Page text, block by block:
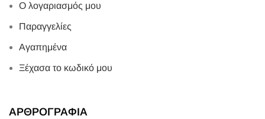
Ο λογαριασμός μου
Παραγγελίες
Αγαπημένα
Ξέχασα το κωδικό μου
ΑΡΘΡΟΓΡΑΦΙΑ